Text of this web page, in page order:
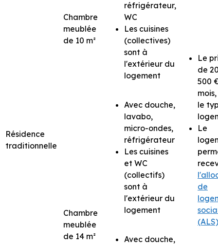
Résidence
traditionnelle
Le
de
500
le
Le
de
(ALS)
Chambre
meublée
de 10 m²
réfrigérateur,
WC
Les cuisines
(collectives)
sont à
l'extérieur du
logement
Chambre
meublée
de 14 m²
Avec douche,
lavabo,
micro-ondes,
réfrigérateur
Les cuisines
et WC
(collectifs)
sont à
l'extérieur du
logement
Avec douche,